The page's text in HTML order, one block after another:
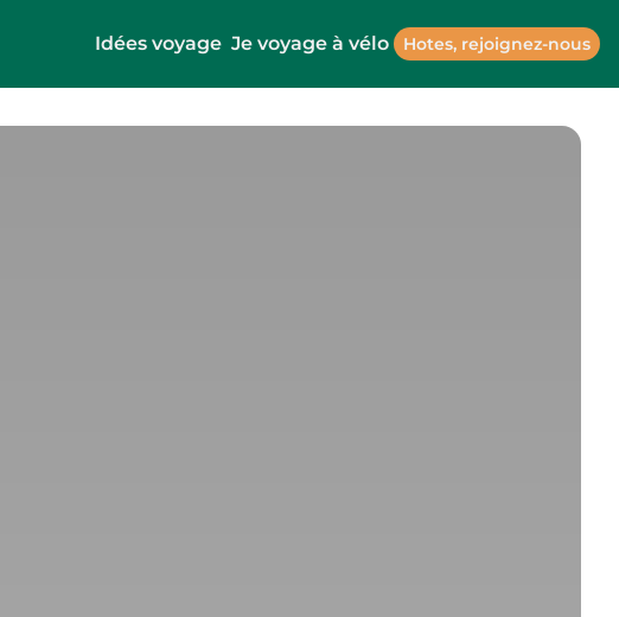
Idées voyage Je voyage à vélo Hotes, rejoignez-nous